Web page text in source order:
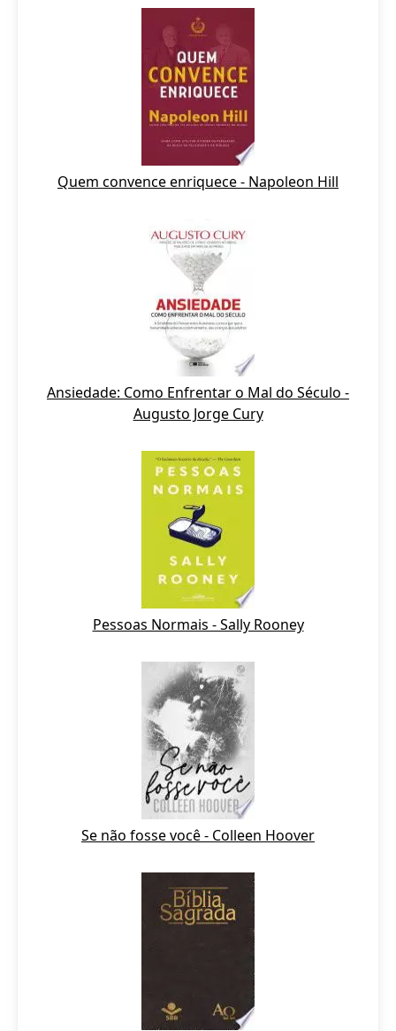
Quem convence enriquece - Napoleon Hill
Ansiedade: Como Enfrentar o Mal do Século -
Augusto Jorge Cury
Pessoas Normais - Sally Rooney
Se não fosse você - Colleen Hoover